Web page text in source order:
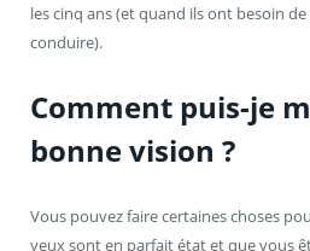
les cinq ans (et quand ils ont besoin
conduire).
Comment puis-je
bonne vision ?
Vous pouvez faire certaines choses
yeux sont en parfait état et que vous